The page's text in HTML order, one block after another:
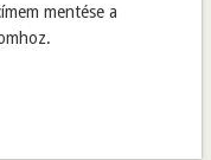
mentése a